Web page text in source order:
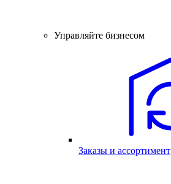
Управляйте бизнесом
Заказы и ассортимент